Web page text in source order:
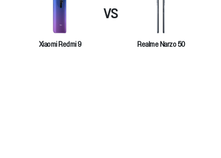
Xiaomi Redmi 9
VS
Realme Narzo 50